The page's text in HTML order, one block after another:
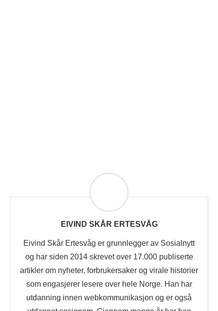
EIVIND SKÅR ERTESVÅG
Eivind Skår Ertesvåg er grunnlegger av Sosialnytt
og har siden 2014 skrevet over 17.000 publiserte
artikler om nyheter, forbrukersaker og virale historier
som engasjerer lesere over hele Norge. Han har
utdanning innen webkommunikasjon og er også